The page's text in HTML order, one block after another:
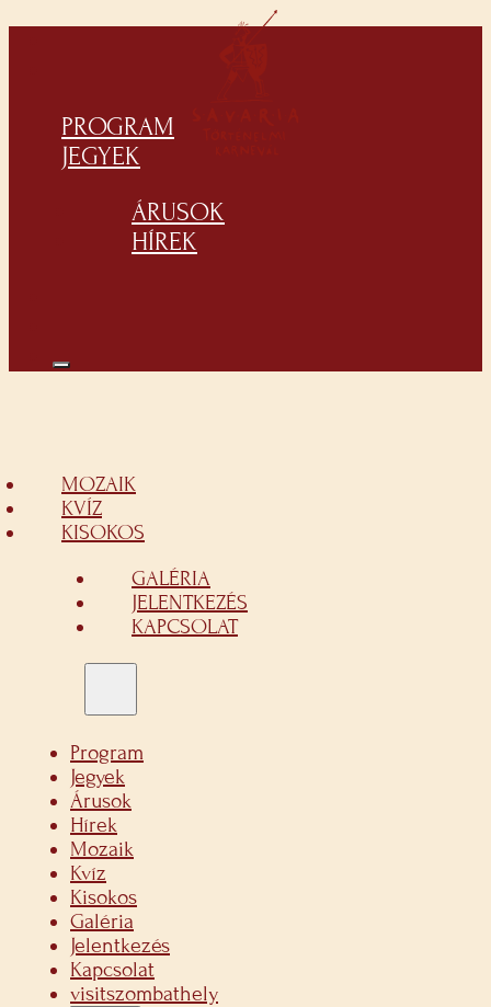
PROGRAM
JEGYEK
ÁRUSOK
HÍREK
MOZAIK
KVÍZ
KISOKOS
GALÉRIA
JELENTKEZÉS
KAPCSOLAT
Program
Jegyek
Árusok
Hírek
Mozaik
Kvíz
Kisokos
Galéria
Jelentkezés
Kapcsolat
visitszombathely